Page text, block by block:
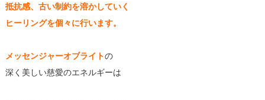
抵抗感、古い制約を溶かしていく
ヒーリングを個々に行います。
メッセンジャーオブライトの
深く美しい慈愛のエネルギーは